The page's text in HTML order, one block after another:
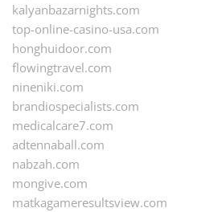
kalyanbazarnights.com
top-online-casino-usa.com
honghuidoor.com
flowingtravel.com
nineniki.com
brandiospecialists.com
medicalcare7.com
adtennaball.com
nabzah.com
mongive.com
matkagameresultsview.com